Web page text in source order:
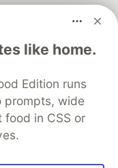
like home.
Edition runs
prompts, wide
in CSS or
keep up software
career
Videos
About
Contact
Shop
MLH
Terms of Use